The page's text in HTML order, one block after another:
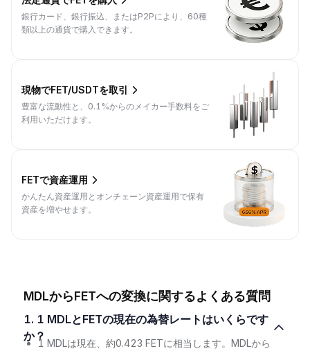
銀行カード、銀行振込、またはP2Pにより、60種
類以上の通貨で購入できます。
現物でFET/USDTを取引
豊富な流動性と、0.1%からのメイカー手数料をご
利用いただけます。
FETで資産運用
かんたん資産運用とオンチェーン資産運用で保有
資産を増やせます。
MDLからFETへの変換に関するよくある質問
1. 1 MDLとFETの現在の為替レートはいくらです
か？
1 MDLは現在、約0.423 FETに相当します。MDLから